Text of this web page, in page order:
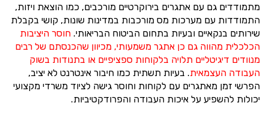
מתמודדים גם עם אתגרים בירוקרטיים מורכבים, כמו הוצאת ויזות,
התמודדות עם מערכות מס מורכבות במדינות שונות, קושי בקבלת
שירותים בנקאיים ובעיות בתחום הביטוח הבריאותי. חוסר היציבות
הכלכלית מהווה גם כן אתגר משמעותי, מכיוון שהכנסתם של רבים
מנוודים דיגיטליים תלויה בלקוחות ספציפיים או בתנודות בשוק
העבודה העצמאית. בעיות תשתית כמו חיבור אינטרנט לא יציב,
הפרשי זמן מאתגרים עם לקוחות וחוסר גישה לציוד משרדי מקצועי
יכולות להשפיע על איכות העבודה והפרודקטיביות.